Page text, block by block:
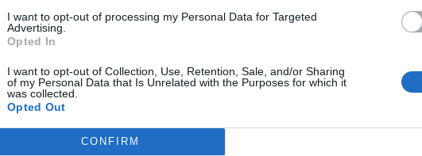
I want to opt-out of processing my Personal Data for Targeted
Advertising.
Opted In
I want to opt-out of Collection, Use, Retention, Sale, and/or Sharing
of my Personal Data that Is Unrelated with the Purposes for which it
was collected.
Opted Out
CONFIRM